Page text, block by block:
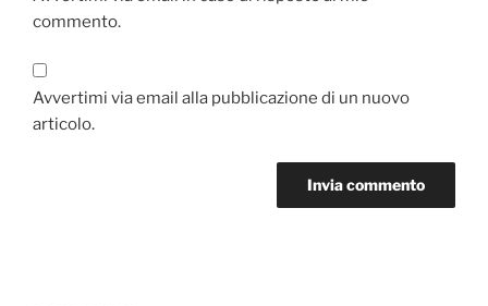
commento.
Avvertimi via email alla pubblicazione di un nuovo
articolo.